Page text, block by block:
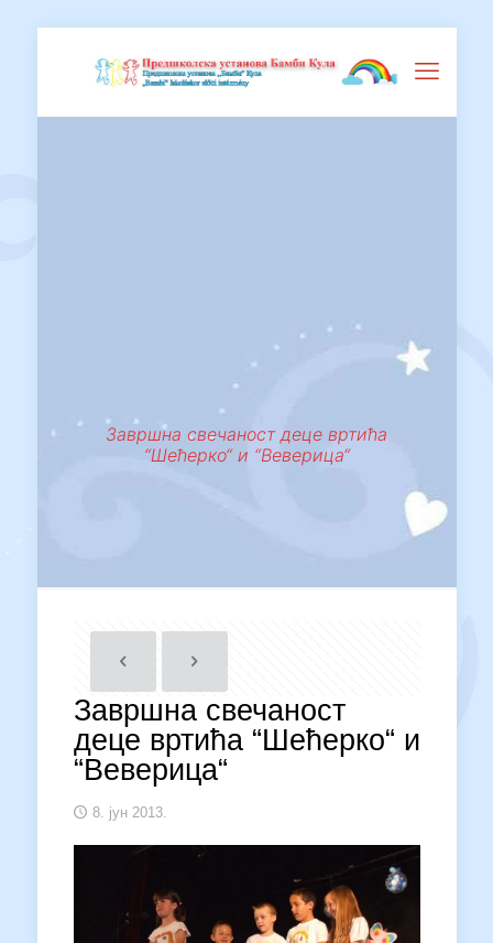
Завршна свечаност деце вртића
“Шећерко“ и “Веверица“
Завршна свечаност
деце вртића “Шећерко“ и
“Веверица“
8. јун 2013.